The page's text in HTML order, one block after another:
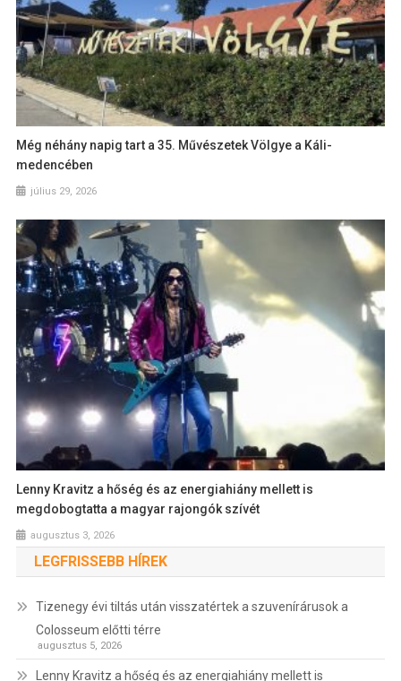
Még néhány napig tart a 35. Művészetek Völgye a Káli-
medencében
július 29, 2026
Lenny Kravitz a hőség és az energiahiány mellett is
megdobogtatta a magyar rajongók szívét
augusztus 3, 2026
LEGFRISSEBB HÍREK
Tizenegy évi tiltás után visszatértek a szuvenírárusok a
Colosseum előtti térre
augusztus 5, 2026
Lenny Kravitz a hőség és az energiahiány mellett is